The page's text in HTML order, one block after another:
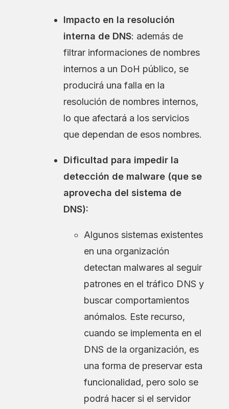
Impacto en la resolución
interna de DNS: además de
filtrar informaciones de nombres
internos a un DoH público, se
producirá una falla en la
resolución de nombres internos,
lo que afectará a los servicios
que dependan de esos nombres.
Dificultad para impedir la
detección de malware (que se
aprovecha del sistema de
DNS):
Algunos sistemas existentes
en una organización
detectan malwares al seguir
patrones en el tráfico DNS y
buscar comportamientos
anómalos. Este recurso,
cuando se implementa en el
DNS de la organización, es
una forma de preservar esta
funcionalidad, pero solo se
podrá hacer si el servidor